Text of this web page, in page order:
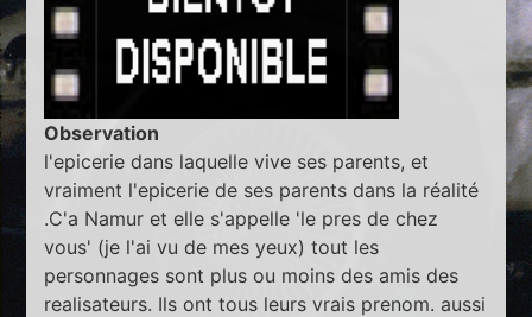
Observation
l'epicerie dans laquelle vive ses parents, et
vraiment l'epicerie de ses parents dans la réalité
.C'a Namur et elle s'appelle 'le pres de chez
vous' (je l'ai vu de mes yeux) tout les
personnages sont plus ou moins des amis des
realisateurs. Ils ont tous leurs vrais prenom. aussi